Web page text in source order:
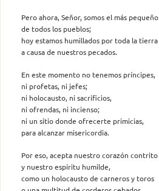
Pero ahora, Señor, somos el más pequeño
de todos los pueblos;
hoy estamos humillados por toda la tierra
a causa de nuestros pecados.
En este momento no tenemos príncipes,
ni profetas, ni jefes;
ni holocausto, ni sacrificios,
ni ofrendas, ni incienso;
ni un sitio donde ofrecerte primicias,
para alcanzar misericordia.
Por eso, acepta nuestro corazón contrito
y nuestro espíritu humilde,
como un holocausto de carneros y toros